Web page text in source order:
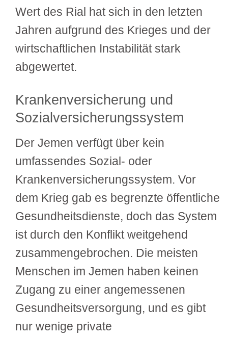
Wert des Rial hat sich in den letzten
Jahren aufgrund des Krieges und der
wirtschaftlichen Instabilität stark
abgewertet.
Krankenversicherung und
Sozialversicherungssystem
Der Jemen verfügt über kein
umfassendes Sozial- oder
Krankenversicherungssystem. Vor
dem Krieg gab es begrenzte öffentliche
Gesundheitsdienste, doch das System
ist durch den Konflikt weitgehend
zusammengebrochen. Die meisten
Menschen im Jemen haben keinen
Zugang zu einer angemessenen
Gesundheitsversorgung, und es gibt
nur wenige private